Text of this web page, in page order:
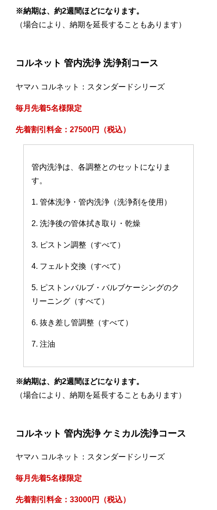
※納期は、約2週間ほどになります。
（場合により、納期を延長することもあります）
コルネット 管内洗浄 洗浄剤コース
ヤマハ コルネット：スタンダードシリーズ
毎月先着5名様限定
先着割引料金：27500円（税込）
管内洗浄は、各調整とのセットになりま
す。
1. 管体洗浄・管内洗浄（洗浄剤を使用）
2. 洗浄後の管体拭き取り・乾燥
3. ピストン調整（すべて）
4. フェルト交換（すべて）
5. ピストンバルブ・バルブケーシングのク
リーニング（すべて）
6. 抜き差し管調整（すべて）
7. 注油
※納期は、約2週間ほどになります。
（場合により、納期を延長することもあります）
コルネット 管内洗浄 ケミカル洗浄コース
ヤマハ コルネット：スタンダードシリーズ
毎月先着5名様限定
先着割引料金：33000円（税込）